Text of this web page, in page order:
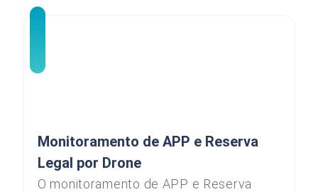
Monitoramento de APP e Reserva
Legal por Drone
O monitoramento de APP e Reserva